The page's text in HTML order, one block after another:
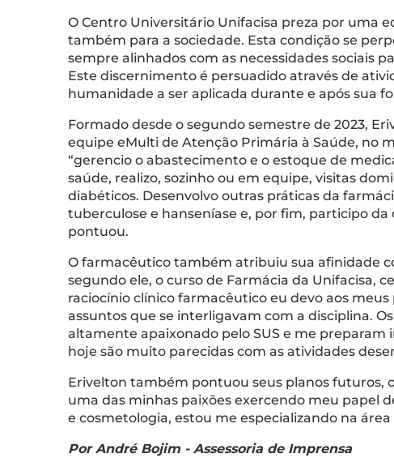
O Centro Universitário Unifacisa preza por uma
também para a sociedade. Esta condição se
sempre alinhados com as necessidades sociais
Este discernimento é persuadido através de
humanidade a ser aplicada durante e após sua
Formado desde o segundo semestre de 2023,
equipe eMulti de Atenção Primária à Saúde, no
“gerencio o abastecimento e o estoque de
saúde, realizo, sozinho ou em equipe, visitas
diabéticos. Desenvolvo outras práticas da
tuberculose e hanseníase e, por fim, participo
pontuou.
O farmacêutico também atribuiu sua afinidade
segundo ele, o curso de Farmácia da Unifacisa,
raciocínio clínico farmacêutico eu devo aos
assuntos que se interligavam com a disciplina.
altamente apaixonado pelo SUS e me
hoje são muito parecidas com as atividades
Erivelton também pontuou seus planos futuros,
uma das minhas paixões exercendo meu papel
e cosmetologia, estou me especializando na
Por André Bojim - Assessoria de Imprensa